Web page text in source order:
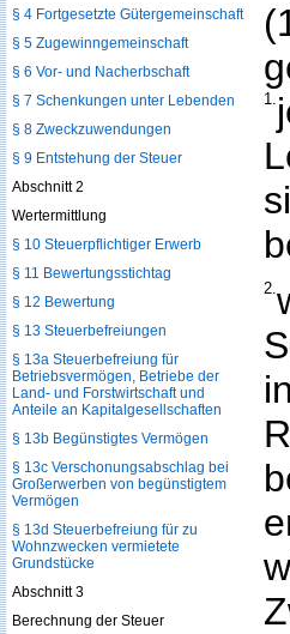
1.
2.
§ 4 Fortgesetzte Gütergemeinschaft
§ 5 Zugewinngemeinschaft
§ 6 Vor- und Nacherbschaft
§ 7 Schenkungen unter Lebenden
§ 8 Zweckzuwendungen
§ 9 Entstehung der Steuer
Abschnitt 2
Wertermittlung
§ 10 Steuerpflichtiger Erwerb
§ 11 Bewertungsstichtag
§ 12 Bewertung
§ 13 Steuerbefreiungen
§ 13a Steuerbefreiung für
Betriebsvermögen, Betriebe der
Land- und Forstwirtschaft und
Anteile an Kapitalgesellschaften
§ 13b Begünstigtes Vermögen
§ 13c Verschonungsabschlag bei
Großerwerben von begünstigtem
Vermögen
§ 13d Steuerbefreiung für zu
Wohnzwecken vermietete
Grundstücke
Abschnitt 3
Berechnung der Steuer